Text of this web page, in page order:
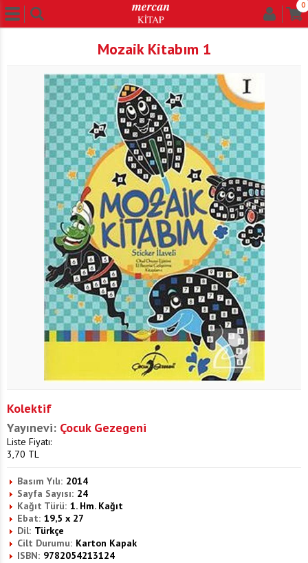
0
Mozaik Kitabım 1
Kolektif
Yayınevi: Çocuk Gezegeni
Liste Fiyatı:
3,70 TL
Basım Yılı: 2014
Sayfa Sayısı: 24
Kağıt Türü: 1. Hm. Kağıt
Ebat: 19,5 x 27
Dil: Türkçe
Cilt Durumu: Karton Kapak
ISBN: 9782054213124